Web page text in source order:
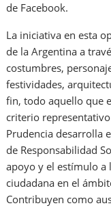
de Facebook.
La iniciativa en esta
de la Argentina a
costumbres,
festividades,
fin, todo aquello que
criterio representativo
Prudencia desarrolla
de Responsabilidad
apoyo y el estímulo a
ciudadana en el
Contribuyen como